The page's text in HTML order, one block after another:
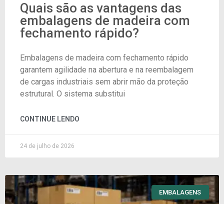
Quais são as vantagens das
embalagens de madeira com
fechamento rápido?
Embalagens de madeira com fechamento rápido
garantem agilidade na abertura e na reembalagem
de cargas industriais sem abrir mão da proteção
estrutural. O sistema substitui
CONTINUE LENDO
24 de julho de 2026
EMBALAGENS